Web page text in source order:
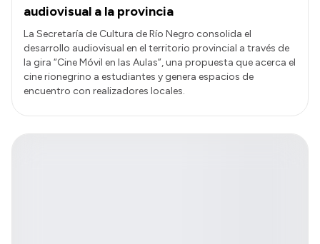
audiovisual a la provincia
La Secretaría de Cultura de Río Negro consolida el
desarrollo audiovisual en el territorio provincial a través de
la gira “Cine Móvil en las Aulas”, una propuesta que acerca el
cine rionegrino a estudiantes y genera espacios de
encuentro con realizadores locales.